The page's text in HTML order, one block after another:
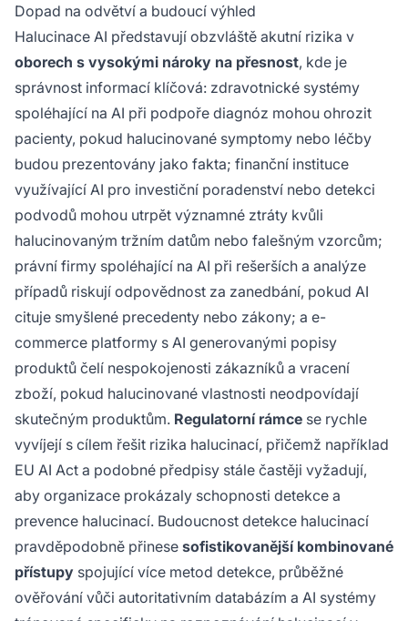
Dopad na odvětví a budoucí výhled
Halucinace AI představují obzvláště akutní rizika v
oborech s vysokými nároky na přesnost, kde je
správnost informací klíčová: zdravotnické systémy
spoléhající na AI při podpoře diagnóz mohou ohrozit
pacienty, pokud halucinované symptomy nebo léčby
budou prezentovány jako fakta; finanční instituce
využívající AI pro investiční poradenství nebo detekci
podvodů mohou utrpět významné ztráty kvůli
halucinovaným tržním datům nebo falešným vzorcům;
právní firmy spoléhající na AI při rešerších a analýze
případů riskují odpovědnost za zanedbání, pokud AI
cituje smyšlené precedenty nebo zákony; a e-
commerce platformy s AI generovanými popisy
produktů čelí nespokojenosti zákazníků a vracení
zboží, pokud halucinované vlastnosti neodpovídají
skutečným produktům. Regulatorní rámce se rychle
vyvíjejí s cílem řešit rizika halucinací, přičemž například
EU AI Act a podobné předpisy stále častěji vyžadují,
aby organizace prokázaly schopnosti detekce a
prevence halucinací. Budoucnost detekce halucinací
pravděpodobně přinese sofistikovanější kombinované
přístupy spojující více metod detekce, průběžné
ověřování vůči autoritativním databázím a AI systémy